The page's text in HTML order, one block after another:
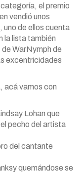
el premio
vendió unos
uno de ellos cuenta
la lista también
WarNymph de
excentricidades
acá vamos con
Lohan que
pecho del artista
del cantante
quemándose se